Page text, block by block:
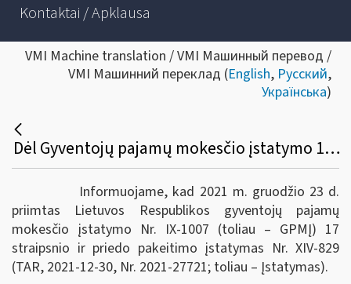
Kontaktai / Apklausa
VMI Machine translation / VMI Машинный перевод /
VMI Машинний переклад (English, Русский,
Українська)
Dėl Gyventojų pajamų mokesčio įstatymo 17 straipsnio pakeitimo
Informuojame, kad 2021 m. gruodžio 23 d.
priimtas Lietuvos Respublikos gyventojų pajamų
mokesčio įstatymo Nr. IX-1007 (toliau – GPMĮ) 17
straipsnio ir priedo pakeitimo įstatymas Nr. XIV-829
(TAR, 2021-12-30, Nr. 2021-27721; toliau – Įstatymas).